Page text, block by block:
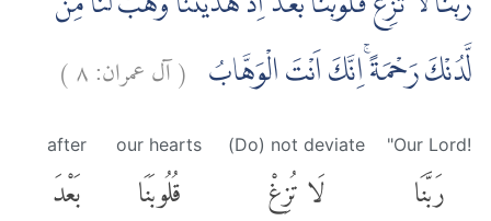
لَّدُنْكَ رَحْمَةً ۚاِنَّكَ اَنْتَ الْوَهَّابُ (آل عمران:٨)
"Our Lord!
رَبَّنَا
(Do) not deviate
لَا تُزِغْ
our hearts
قُلُوبَنَا
after
بَعْدَ